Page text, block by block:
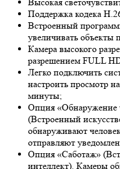
Высокая
Поддержка кодека
Встроенный
увеличивать объекты
Камера высокого
разрешением FULL
Легко подключить
настроить просмотр
минуты;
Опция «Обнаружение
(Встроенный
обнаруживают
отправляют
Опция «Саботаж»
интеллект). Камеры